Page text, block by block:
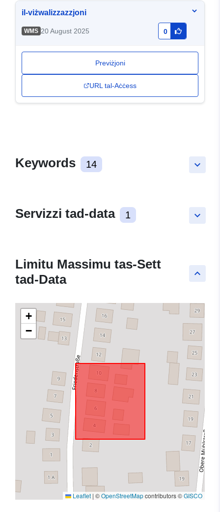
il-viżwalizzazzjoni
WMS 20 August 2025 0
Previżjoni
URL tal-Aċċess
keyboard_arrow_down
Keywords 14
keyboard_arrow_down
Servizzi tad-data 1
keyboard_arrow_up
Limitu Massimu tas-Sett
tad-Data
+
−
Leaflet | ©OpenStreetMapcontributors ©GISCO